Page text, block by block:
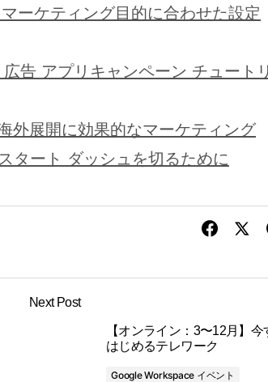
ーケティング目的に合わせた設定
告 アプリキャンペーン チュート
外展開に効果的なマーケティング
タート ダッシュを切るために
Next Post
【オンライン：3〜12月】今
はじめるテレワーク
Google Workspace イベント